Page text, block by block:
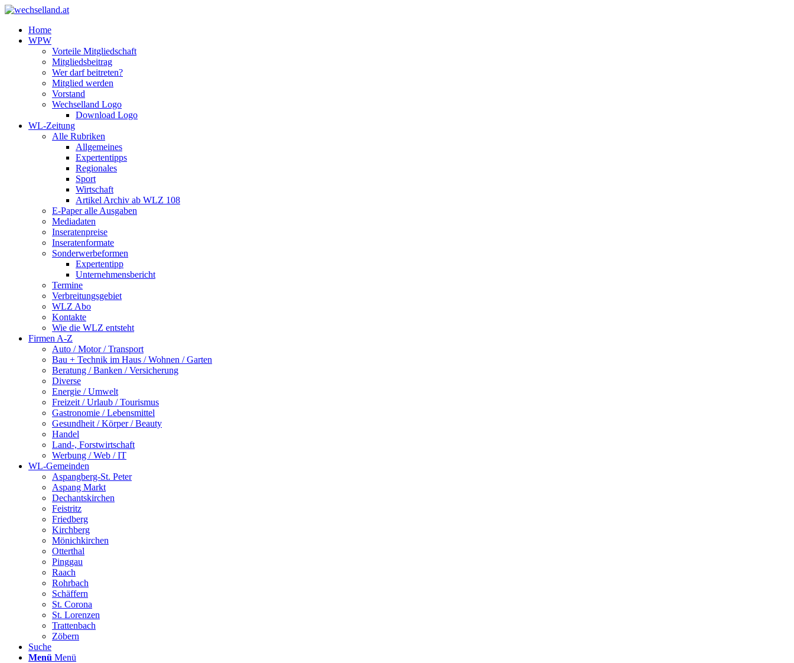
Home
WPW
Vorteile Mitgliedschaft
Mitgliedsbeitrag
Wer darf beitreten?
Mitglied werden
Vorstand
Wechselland Logo
Download Logo
WL-Zeitung
Alle Rubriken
Allgemeines
Expertentipps
Regionales
Sport
Wirtschaft
Artikel Archiv ab WLZ 108
E-Paper alle Ausgaben
Mediadaten
Inseratenpreise
Inseratenformate
Sonderwerbeformen
Expertentipp
Unternehmensbericht
Termine
Verbreitungsgebiet
WLZ Abo
Kontakte
Wie die WLZ entsteht
Firmen A-Z
Auto / Motor / Transport
Bau + Technik im Haus / Wohnen / Garten
Beratung / Banken / Versicherung
Diverse
Energie / Umwelt
Freizeit / Urlaub / Tourismus
Gastronomie / Lebensmittel
Gesundheit / Körper / Beauty
Handel
Land-, Forstwirtschaft
Werbung / Web / IT
WL-Gemeinden
Aspangberg-St. Peter
Aspang Markt
Dechantskirchen
Feistritz
Friedberg
Kirchberg
Mönichkirchen
Otterthal
Pinggau
Raach
Rohrbach
Schäffern
St. Corona
St. Lorenzen
Trattenbach
Zöbern
Suche
Menü Menü